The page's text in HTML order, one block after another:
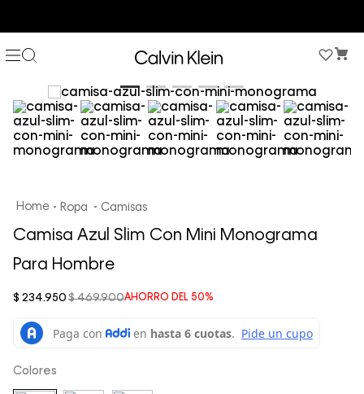
Ropa Camisas
Camisa Azul Slim Con Mini Monograma
Para Hombre
AHORRO DEL 50%
$ 469.900
$ 234.950
Colores